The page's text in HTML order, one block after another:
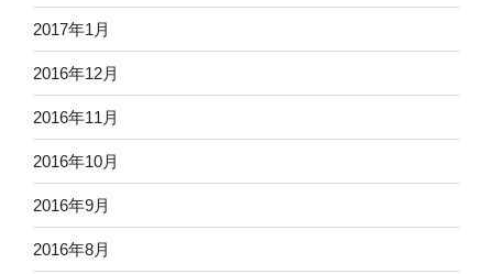
2017年1月
2016年12月
2016年11月
2016年10月
2016年9月
2016年8月